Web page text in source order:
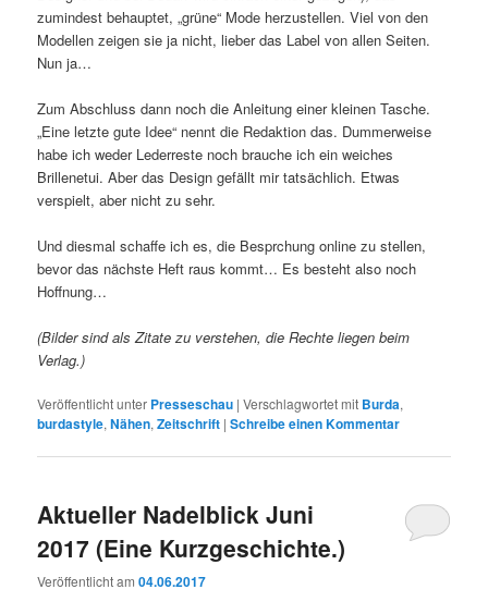
zumindest behauptet, „grüne“ Mode herzustellen. Viel von den
Modellen zeigen sie ja nicht, lieber das Label von allen Seiten.
Nun ja…
Zum Abschluss dann noch die Anleitung einer kleinen Tasche.
„Eine letzte gute Idee“ nennt die Redaktion das. Dummerweise
habe ich weder Lederreste noch brauche ich ein weiches
Brillenetui. Aber das Design gefällt mir tatsächlich. Etwas
verspielt, aber nicht zu sehr.
Und diesmal schaffe ich es, die Besprchung online zu stellen,
bevor das nächste Heft raus kommt… Es besteht also noch
Hoffnung…
(Bilder sind als Zitate zu verstehen, die Rechte liegen beim
Verlag.)
Veröffentlicht unter Presseschau |Verschlagwortet mit Burda,
burdastyle,Nähen,Zeitschrift |Schreibe einen Kommentar
Aktueller Nadelblick Juni
2017 (Eine Kurzgeschichte.)
Veröffentlicht am04.06.2017